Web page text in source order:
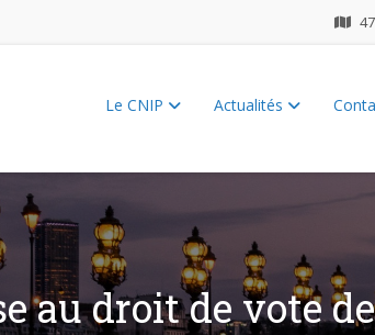
Le CNIP Actualités
au droit de vote